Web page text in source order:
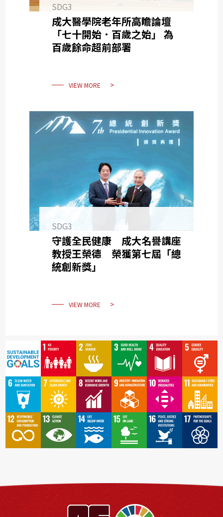
SDG3
成大醫學院老年所高瞻論壇
「七十開始．百歲之始」 為
百歲餘命超前部署
VIEW MORE
SDG3
守護全民健康 成大名譽講座
教授王榮德 榮獲第七屆「總
統創新獎」
VIEW MORE